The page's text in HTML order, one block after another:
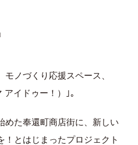
ノづくり応援スペース、
アイドゥー！）｣。
めた奉還町商店街に、新しい
！とはじまったプロジェクト